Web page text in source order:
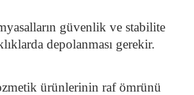
güvenlik ve stabilite
depolanması gerekir.
ürünlerinin raf ömrünü